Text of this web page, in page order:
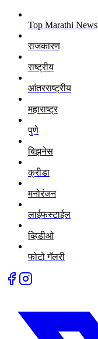
Top Marathi News
राजकारण
राष्ट्रीय
आंतरराष्ट्रीय
महाराष्ट्र
पुणे
बिझनेस
क्रीडा
मनोरंजन
लाईफस्टाईल
व्हिडीओ
फोटो गॅलरी